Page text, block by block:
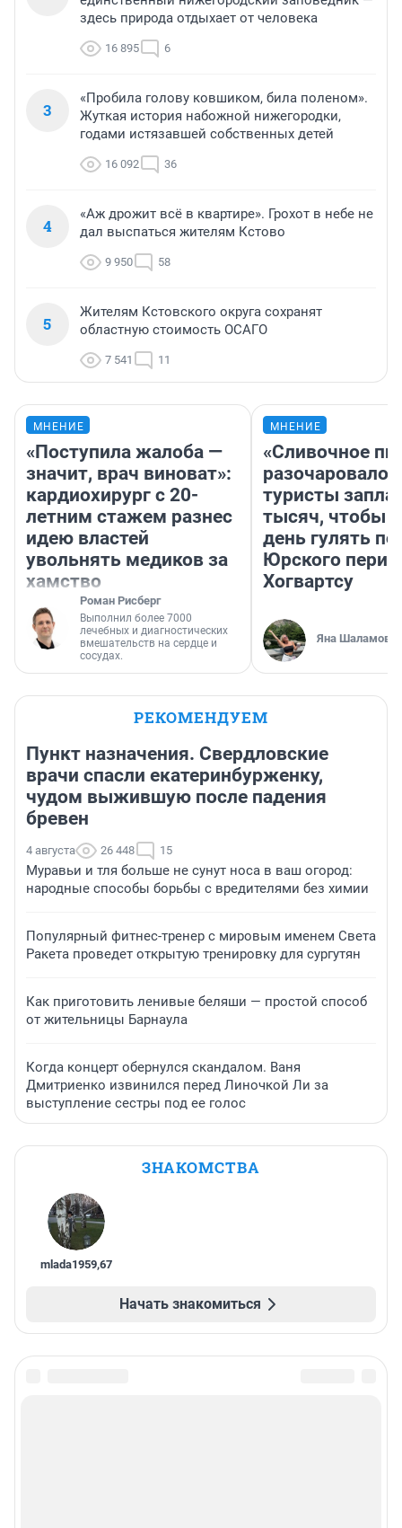
здесь природа отдыхает от человека
16 895 6
3
«Пробила голову ковшиком, била поленом».
Жуткая история набожной нижегородки,
годами истязавшей собственных детей
16 092 36
4
«Аж дрожит всё в квартире». Грохот в небе не
дал выспаться жителям Кстово
9 950 58
5
Жителям Кстовского округа сохранят
областную стоимость ОСАГО
7 541 11
МНЕНИЕ
«Поступила жалоба —
значит, врач виноват»:
кардиохирург с 20-
летним стажем разнес
идею властей
увольнять медиков за
хамство
Роман Рисберг
Выполнил более 7000
лечебных и диагностических
вмешательств на сердце и
сосудах.
МНЕНИЕ
«Сливочное
разочаровало»:
туристы
тысяч, чтобы
день гулять по
Юрского
Хогвартсу
Яна Шаламова
РЕКОМЕНДУЕМ
Пункт назначения. Свердловские
врачи спасли екатеринбурженку,
чудом выжившую после падения
бревен
4 августа 26 448 15
Муравьи и тля больше не сунут носа в ваш огород:
народные способы борьбы с вредителями без химии
Популярный фитнес-тренер с мировым именем Света
Ракета проведет открытую тренировку для сургутян
Как приготовить ленивые беляши — простой способ
от жительницы Барнаула
Когда концерт обернулся скандалом. Ваня
Дмитриенко извинился перед Линочкой Ли за
выступление сестры под ее голос
ЗНАКОМСТВА
mlada1959,67
Начать знакомиться